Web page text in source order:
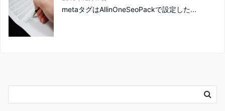
metaタグはAllinOneSeoPackで設定した...